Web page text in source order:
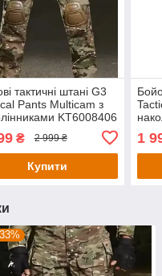
тактичні штані G3
Pants Multicam з
KT6008406
₴ 2 999 ₴
Купити
1